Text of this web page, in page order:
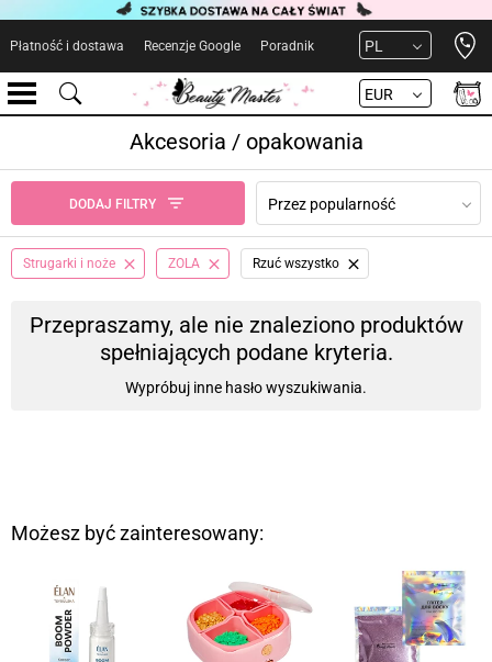
Płatność i dostawa Recenzje Google Poradnik PL
EUR
Akcesoria / opakowania
DODAJ FILTRY Przez popularność
Strugarki i noże ZOLA Rzuć wszystko
Przepraszamy, ale nie znaleziono produktów
spełniających podane kryteria.
Wypróbuj inne hasło wyszukiwania.
Możesz być zainteresowany: